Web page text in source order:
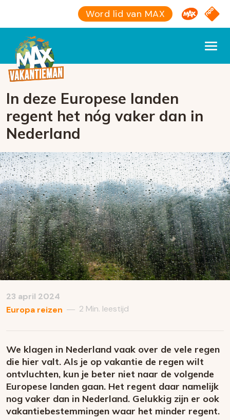
Word lid van MAX Omroep
NPO
In deze Europese landen
regent het nóg vaker dan in
Nederland
23 april 2024
Europa reizen — 2 Min. leestijd
We klagen in Nederland vaak over de vele regen
die hier valt. Als je op vakantie de regen wilt
ontvluchten, kun je beter niet naar de volgende
Europese landen gaan. Het regent daar namelijk
nog vaker dan in Nederland. Gelukkig zijn er ook
vakantiebestemmingen waar het minder regent.